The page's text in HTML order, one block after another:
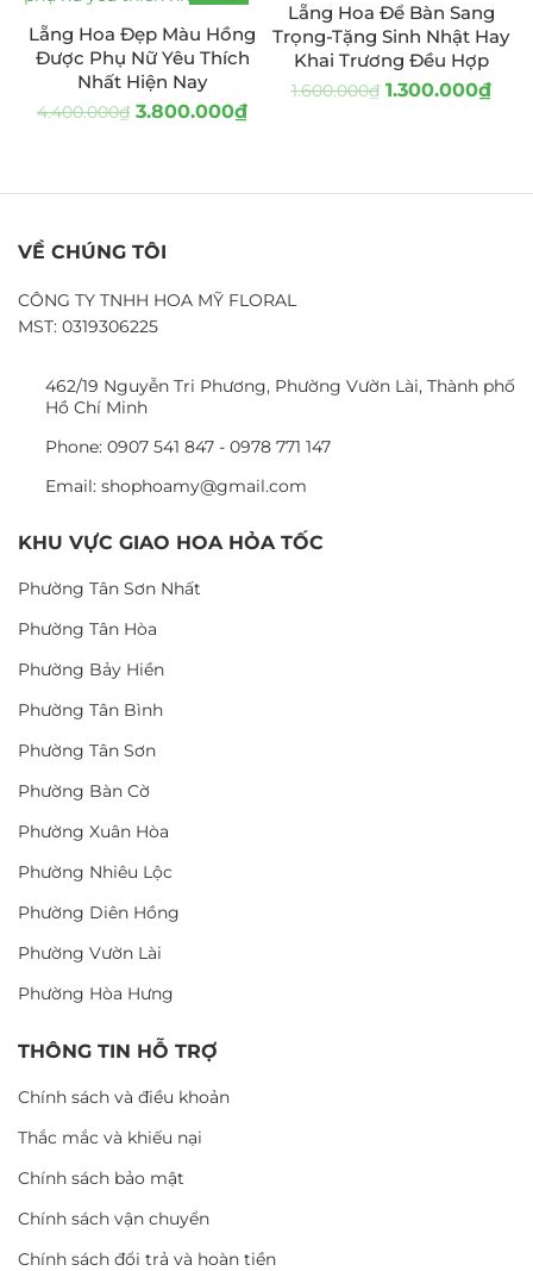
Lẵng Hoa Đẹp Màu Hồng
Được Phụ Nữ Yêu Thích
Nhất Hiện Nay
4.400.000₫ 3.800.000₫
Lẵng Hoa Để Bàn Sang
Trọng-Tặng Sinh Nhật Hay
Khai Trương Đều Hợp
1.600.000₫ 1.300.000₫
VỀ CHÚNG TÔI
CÔNG TY TNHH HOA MỸ FLORAL
MST: 0319306225
462/19 Nguyễn Tri Phương, Phường Vườn Lài, Thành phố
Hồ Chí Minh
Phone: 0907 541 847 - 0978 771 147
Email: shophoamy@gmail.com
KHU VỰC GIAO HOA HỎA TỐC
Phường Tân Sơn Nhất
Phường Tân Hòa
Phường Bảy Hiền
Phường Tân Bình
Phường Tân Sơn
Phường Bàn Cờ
Phường Xuân Hòa
Phường Nhiêu Lộc
Phường Diên Hồng
Phường Vườn Lài
Phường Hòa Hưng
THÔNG TIN HỖ TRỢ
Chính sách và điều khoản
Thắc mắc và khiếu nại
Chính sách bảo mật
Chính sách vận chuyển
Chính sách đổi trả và hoàn tiền